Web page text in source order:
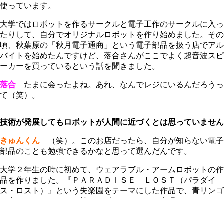
使っています。
大学ではロボットを作るサークルと電子工作のサークルに入っ
たりして、自分でオリジナルロボットを作り始めました。その
頃、秋葉原の「秋月電子通商」という電子部品を扱う店でアル
バイトを始めたんですけど、落合さんがここでよく超音波スピ
ーカーを買っているという話を聞きました。
落合 たまに会ったよね。あれ、なんでレジにいるんだろうっ
て（笑）。
技術が発展してもロボットが人間に近づくとは思っていません
きゅんくん （笑）。このお店だったら、自分が知らない電子
部品のことも勉強できるかなと思って選んだんです。
大学２年生の時に初めて、ウェアラブル・アームロボットの作
品を作りました。『ＰＡＲＡＤＩＳＥ ＬＯＳＴ（パラダイ
ス・ロスト）』という失楽園をテーマにした作品で、青リンゴ